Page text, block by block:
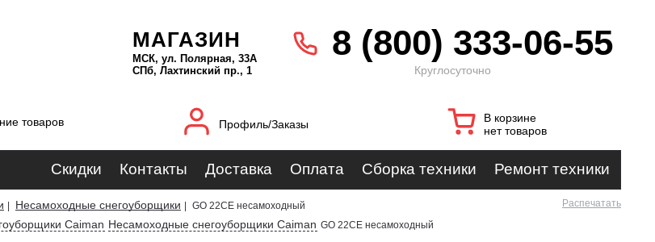
МАГАЗИН
МСК, ул. Полярная, 33А
СПб, Лахтинский пр., 1
8 (800) 333-06-55
Круглосуточно
товаров Профиль/Заказы
В корзине
нет товаров
Скидки Контакты Доставка Оплата Сборка техники Ремонт техники
Несамоходные снегоуборщики GO 22CE несамоходный Распечатать
Caiman Несамоходные снегоуборщики Caiman GO 22CE несамоходный